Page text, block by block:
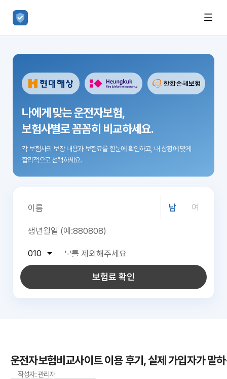
나에게 맞는 운전자보험,
보험사별로 꼼꼼히 비교하세요.
각 보험사의 보장 내용과 보험료를 한눈에 확인하고, 내 상황에 맞게
합리적으로 선택하세요.
남 여
보험료 확인
운전자보험비교사이트 이용 후기, 실제 가입자가 말
작성자: 관리자